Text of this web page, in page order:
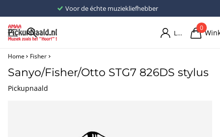
Voor de échte muziekliefhebber
Login
0
Home Fisher
Sanyo/Fisher/Otto STG7 826DS stylus
Pickupnaald